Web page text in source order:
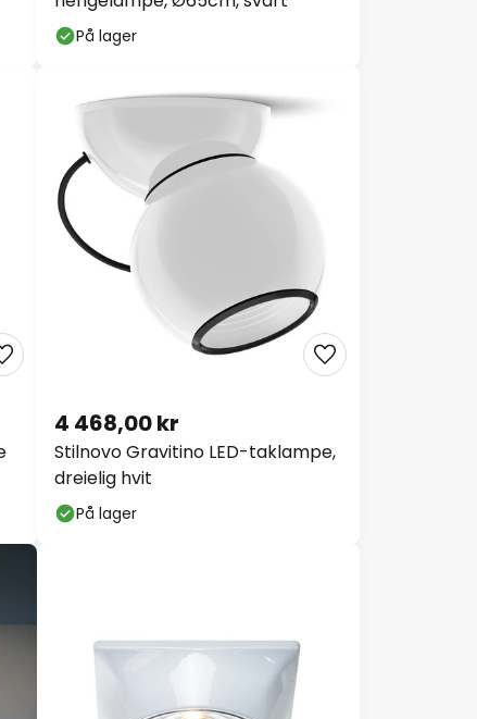
På lager
Stilnovo Gravitino LED-taklampe,
dreielig hvit
4 468,00 kr
På lager